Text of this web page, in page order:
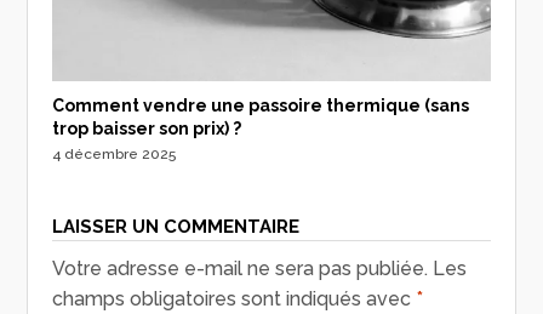
Comment vendre une passoire thermique (sans
trop baisser son prix) ?
4 décembre 2025
LAISSER UN COMMENTAIRE
Votre adresse e-mail ne sera pas publiée. Les
champs obligatoires sont indiqués avec *